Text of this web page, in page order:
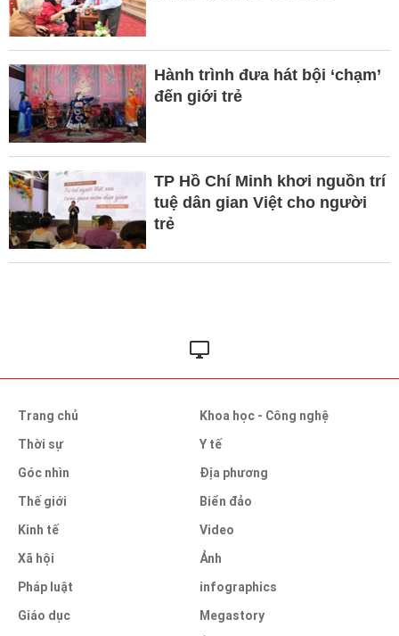
Hành trình đưa hát bội ‘chạm’
đến giới trẻ
TP Hồ Chí Minh khơi nguồn trí
tuệ dân gian Việt cho người
trẻ
Trang chủ
Thời sự
Góc nhìn
Thế giới
Kinh tế
Xã hội
Pháp luật
Giáo dục
Khoa học - Công nghệ
Y tế
Địa phương
Biển đảo
Video
Ảnh
infographics
Megastory